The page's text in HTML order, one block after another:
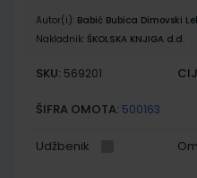
Autor(i): Babić Bubica Dimovski
Nakladnik: ŠKOLSKA KNJIGA d.d.
SKU: 569201
ŠIFRA OMOTA: 500163
Udžbenik